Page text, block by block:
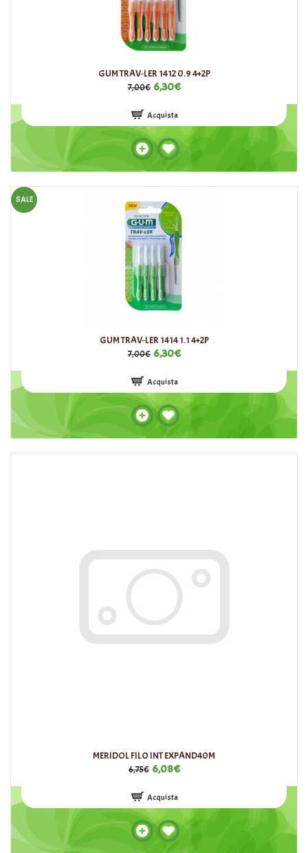
GUM TRAV-LER 1412 0.9 4+2P
7,00€ 6,30€
Acquista
SALE
GUM TRAV-LER 1414 1.1 4+2P
7,00€ 6,30€
Acquista
MERIDOL FILO INT EXPAND40M
6,75€ 6,08€
Acquista